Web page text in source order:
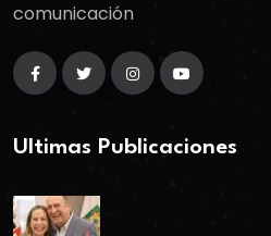
comunicación
Ultimas Publicaciones